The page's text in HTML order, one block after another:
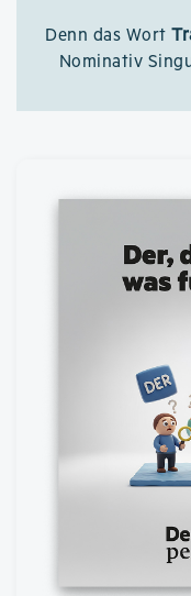
Denn das Wort
Nominativ